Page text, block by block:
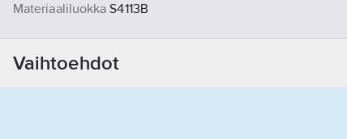
Materiaaliluokka S4113B
Vaihtoehdot